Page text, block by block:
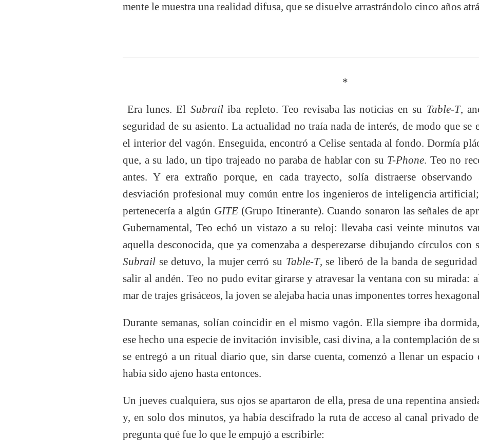
mente le muestra una realidad difusa, que se disuelve arrastrándolo cinco años
*
Era lunes. El Subrailiba repleto. Teo revisaba las noticias en su Table-T,
seguridad de su asiento. La actualidad no traía nada de interés, de modo que se
el interior del vagón. Enseguida, encontró a Celise sentada al fondo. Dormía
que, a su lado, un tipo trajeado no paraba de hablar con su T-Phone. Teo no
antes. Y era extraño porque, en cada trayecto, solía distraerse
desviación profesional muy común entre los ingenieros de inteligencia
pertenecería a algún GITE (Grupo Itinerante). Cuando sonaron las señales de
Gubernamental, Teo echó un vistazo a su reloj: llevaba casi veinte minutos
aquella desconocida, que ya comenzaba a desperezarse dibujando círculos con
Subrail se detuvo, la mujer cerró su Table-T, se liberó de la banda de
salir al andén. Teo no pudo evitar girarse y atravesar la ventana con su mirada:
mar de trajes grisáceos, la joven se alejaba hacia unas imponentes torres
Durante semanas, solían coincidir en el mismo vagón. Ella siempre iba
ese hecho una especie de invitación invisible, casi divina, a la contemplación de
se entregó a un ritual diario que, sin darse cuenta, comenzó a llenar un
había sido ajeno hasta entonces.
Un jueves cualquiera, sus ojos se apartaron de ella, presa de una repentina
y, en solo dos minutos, ya había descifrado la ruta de acceso al canal privado
pregunta qué fue lo que le empujó a escribirle: